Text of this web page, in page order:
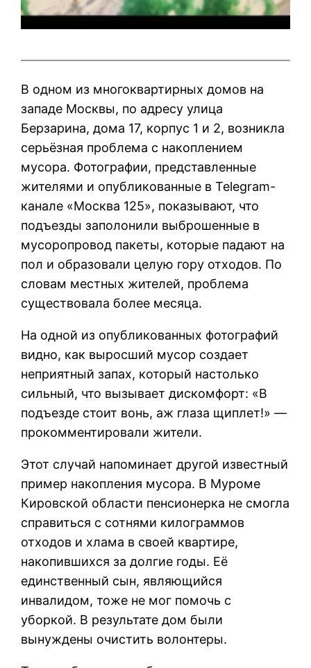
В одном из многоквартирных домов на
западе Москвы, по адресу улица
Берзарина, дома 17, корпус 1 и 2, возникла
серьёзная проблема с накоплением
мусора. Фотографии, представленные
жителями и опубликованные в Telegram-
канале «Москва 125», показывают, что
подъезды заполонили выброшенные в
мусоропровод пакеты, которые падают на
пол и образовали целую гору отходов. По
словам местных жителей, проблема
существовала более месяца.
На одной из опубликованных фотографий
видно, как выросший мусор создает
неприятный запах, который настолько
сильный, что вызывает дискомфорт: «В
подъезде стоит вонь, аж глаза щиплет!» —
прокомментировали жители.
Этот случай напоминает другой известный
пример накопления мусора. В Муроме
Кировской области пенсионерка не смогла
справиться с сотнями килограммов
отходов и хлама в своей квартире,
накопившихся за долгие годы. Её
единственный сын, являющийся
инвалидом, тоже не мог помочь с
уборкой. В результате дом были
вынуждены очистить волонтеры.